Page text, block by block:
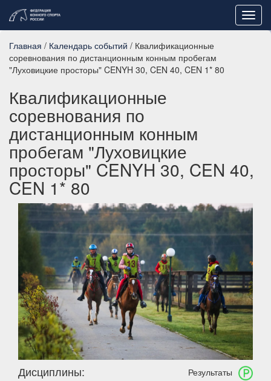
Главная / Календарь событий / Квалификационные
соревнования по дистанционным конным пробегам
"Луховицкие просторы" CENYH 30, CEN 40, CEN 1* 80
Квалификационные
соревнования по
дистанционным конным
пробегам "Луховицкие
просторы" CENYH 30, CEN 40,
CEN 1* 80
Результаты
Дисциплины: